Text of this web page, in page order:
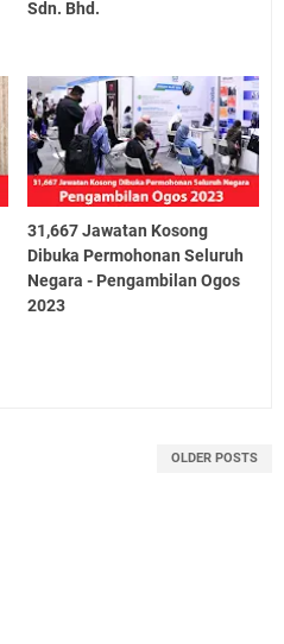
Sdn. Bhd.
31,667 Jawatan Kosong
Dibuka Permohonan Seluruh
Negara - Pengambilan Ogos
2023
OLDER POSTS